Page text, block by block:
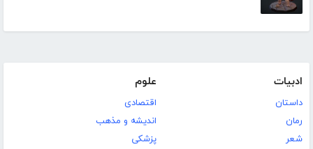
ادبیات
داستان
رمان
شعر
علوم
اقتصادی
اندیشه و مذهب
پزشکی